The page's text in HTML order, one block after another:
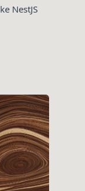
NestJS